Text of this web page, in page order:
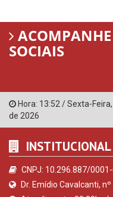
ACOMPANHE
SOCIAIS
Hora: 13:52 /Sexta-Feira,
de 2026
INSTITUCIONAL
CNPJ: 10.296.887/
Dr. Emídio Cavalcanti,